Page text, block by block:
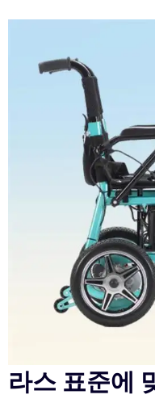
라스 표준에